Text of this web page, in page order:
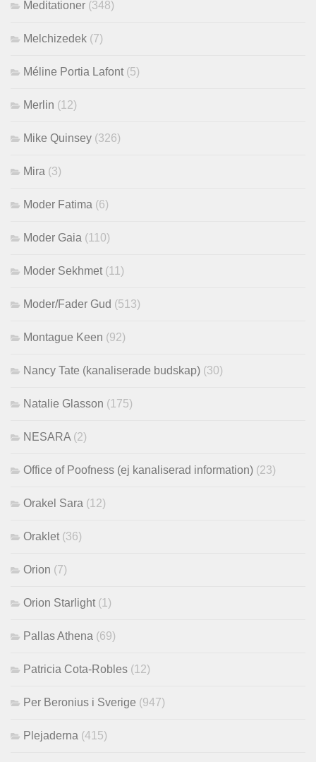
Meditationer (348)
Melchizedek (7)
Méline Portia Lafont (5)
Merlin (12)
Mike Quinsey (326)
Mira (3)
Moder Fatima (6)
Moder Gaia (110)
Moder Sekhmet (11)
Moder/Fader Gud (513)
Montague Keen (92)
Nancy Tate (kanaliserade budskap) (30)
Natalie Glasson (175)
NESARA (2)
Office of Poofness (ej kanaliserad information) (23)
Orakel Sara (12)
Oraklet (36)
Orion (7)
Orion Starlight (1)
Pallas Athena (69)
Patricia Cota-Robles (12)
Per Beronius i Sverige (947)
Plejaderna (415)